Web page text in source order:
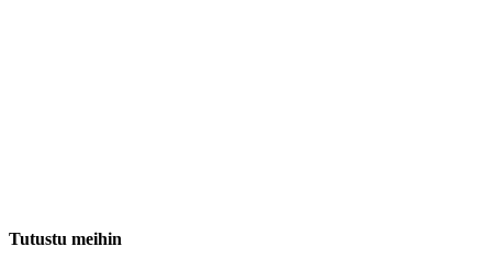
Tutustu meihin